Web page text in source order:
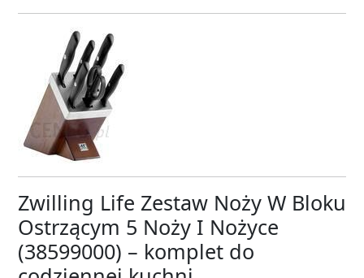
Zwilling Life Zestaw Noży W Bloku
Ostrzącym 5 Noży I Nożyce
(38599000) – komplet do